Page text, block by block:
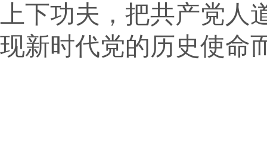
上下功夫，把共产党
现新时代党的历史使命